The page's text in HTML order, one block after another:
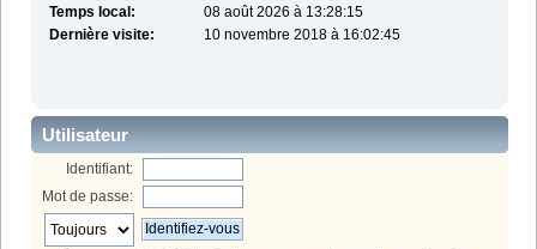
Temps local:
08 août 2026 à 13:28:15
Dernière visite:
10 novembre 2018 à 16:02:45
Utilisateur
Identifiant:
Mot de passe: